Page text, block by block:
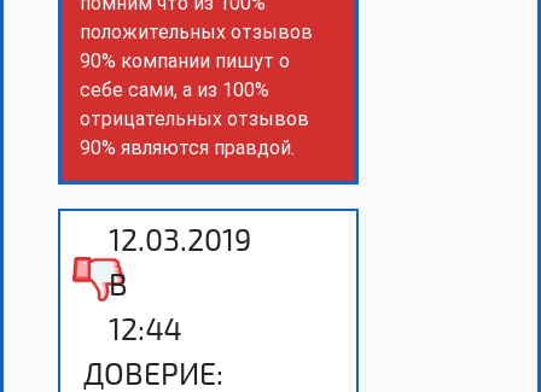
положительных отзывов
90% компании пишут о
себе сами, а из 100%
отрицательных отзывов
90% являются правдой.
12.03.2019
В
12:44
ДОВЕРИЕ: